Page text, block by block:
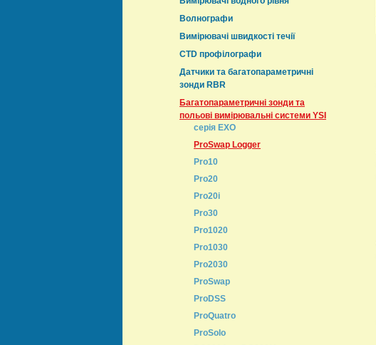
Волнографи
Вимірювачі швидкості течії
CTD профілографи
Датчики та багатопараметричні
зонди RBR
Багатопараметричні зонди та
польові вимірювальні системи YSI
серія EXO
ProSwap Logger
Pro10
Pro20
Pro20i
Pro30
Pro1020
Pro1030
Pro2030
ProSwap
ProDSS
ProQuatro
ProSolo